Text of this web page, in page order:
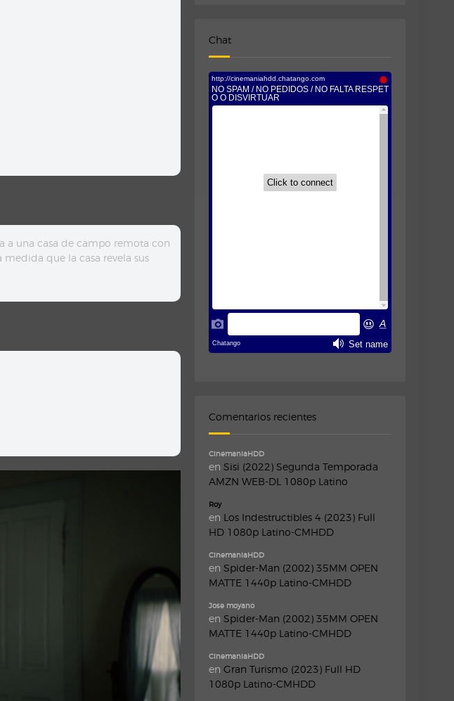
a una casa de campo remota con
que la casa revela sus
Chat
Comentarios recientes
CinemaniaHDD
en Sisi (2022) Segunda Temporada
AMZN WEB-DL 1080p Latino
Roy
en Los Indestructibles 4 (2023) Full
HD 1080p Latino-CMHDD
CinemaniaHDD
en Spider-Man (2002) 35MM OPEN
MATTE 1440p Latino-CMHDD
Jose moyano
en Spider-Man (2002) 35MM OPEN
MATTE 1440p Latino-CMHDD
CinemaniaHDD
en Gran Turismo (2023) Full HD
1080p Latino-CMHDD